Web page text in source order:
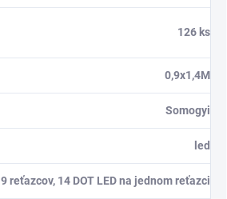
126 ks
0,9x1,4M
Somogyi
led
9 reťazcov, 14 DOT LED na jednom reťazci